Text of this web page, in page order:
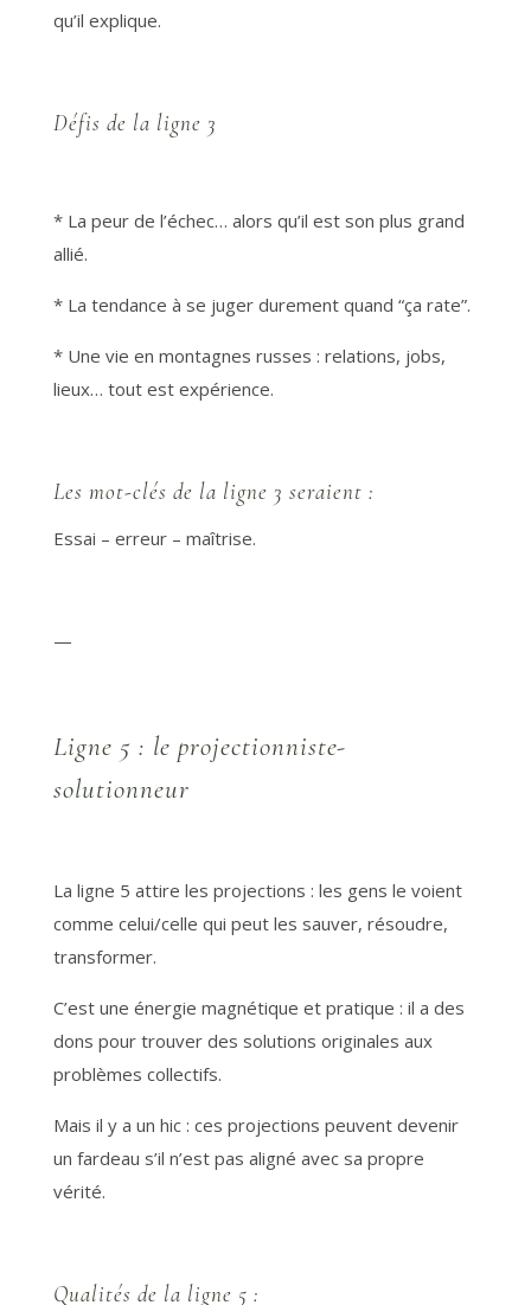
qu’il explique.
Défis de la ligne 3
* La peur de l’échec… alors qu’il est son plus grand
allié.
* La tendance à se juger durement quand “ça rate”.
* Une vie en montagnes russes : relations, jobs,
lieux… tout est expérience.
Les mot-clés de la ligne 3 seraient :
Essai – erreur – maîtrise.
—
Ligne 5 : le projectionniste-
solutionneur
La ligne 5 attire les projections : les gens le voient
comme celui/celle qui peut les sauver, résoudre,
transformer.
C’est une énergie magnétique et pratique : il a des
dons pour trouver des solutions originales aux
problèmes collectifs.
Mais il y a un hic : ces projections peuvent devenir
un fardeau s’il n’est pas aligné avec sa propre
vérité.
Qualités de la ligne 5 :